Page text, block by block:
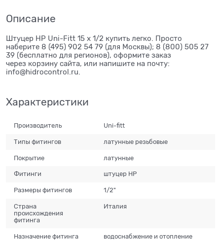
Описание
Штуцер НР Uni-Fitt 15 x 1/2 купить легко. Просто
наберите 8 (495) 902 54 79 (для Москвы); 8 (800) 505 27
39 (бесплатно для регионов), оформите заказ
через корзину сайта, или напишите на почту:
info@hidrocontrol.ru.
Характеристики
Производитель Uni-fitt
Типы фитингов латунные резьбовые
Покрытие латунные
Фитинги штуцер НР
Размеры фитингов 1/2"
Страна
происхождения
фитинга
Италия
Назначение фитинга водоснабжение и отопление